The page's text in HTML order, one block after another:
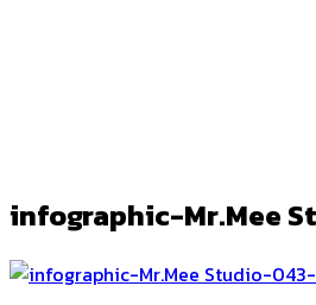
infographic-Mr.Mee